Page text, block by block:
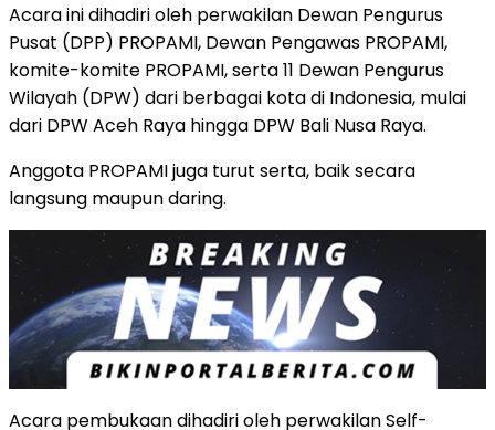
Acara ini dihadiri oleh perwakilan Dewan Pengurus
Pusat (DPP) PROPAMI, Dewan Pengawas PROPAMI,
komite-komite PROPAMI, serta 11 Dewan Pengurus
Wilayah (DPW) dari berbagai kota di Indonesia, mulai
dari DPW Aceh Raya hingga DPW Bali Nusa Raya.
Anggota PROPAMI juga turut serta, baik secara
langsung maupun daring.
Acara pembukaan dihadiri oleh perwakilan Self-